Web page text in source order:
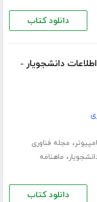
دانلود کتاب
دانشجویار -
، مجله فناوری
، ماهنامه
دانلود کتاب